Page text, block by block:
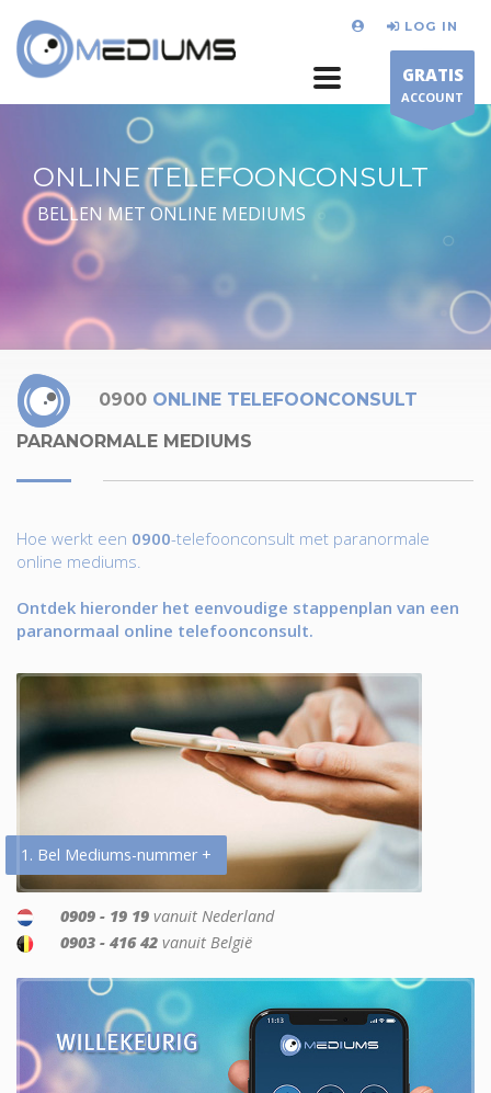
LOG IN
GRATIS
ACCOUNT
ONLINE TELEFOONCONSULT
BELLEN MET ONLINE MEDIUMS
0900 ONLINE TELEFOONCONSULT
PARANORMALE MEDIUMS
Hoe werkt een 0900-telefoonconsult met paranormale
online mediums.
Ontdek hieronder het eenvoudige stappenplan van een
paranormaal online telefoonconsult.
1. Bel Mediums-nummer +
0909 - 19 19 vanuit Nederland
0903 - 416 42 vanuit België